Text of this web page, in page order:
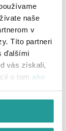
naše
v
Títo partneri
ďalšími
vás získali,
o tom ako